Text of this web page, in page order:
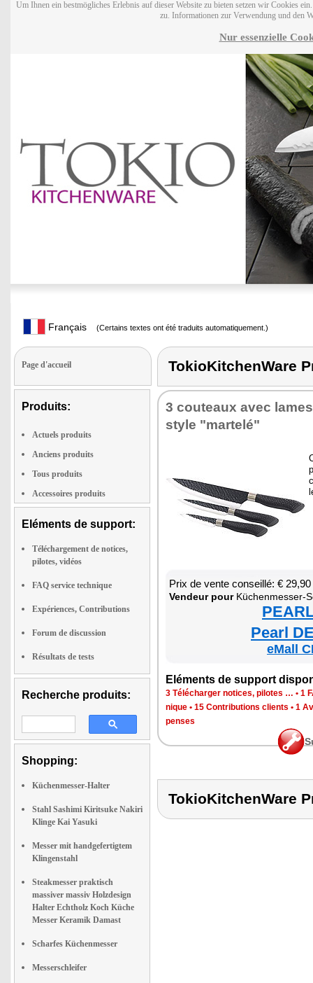
Um Ihnen ein bestmögliches Erlebnis auf dieser Website zu bieten setzen wir Cookies
zu. Informationen zur Verwendung und den
Nur essenzielle
Français (Certains textes ont été traduits automatiquement.)
Page d'accueil
Produits:
Actuels produits
Anciens produits
Tous produits
Accessoires produits
Eléments de support:
Téléchargement de notices,
pilotes, vidéos
FAQ service technique
Expériences, Contributions
Forum de discussion
Résultats de tests
Recherche produits:
Shopping:
Küchenmesser-Halter
Stahl Sashimi Kiritsuke Nakiri
Klinge Kai Yasuki
Messer mit handgefertigtem
Klingenstahl
Steakmesser praktisch
massiver massiv Holzdesign
Halter Echtholz Koch Küche
Messer Keramik Damast
Scharfes Küchenmesser
Messerschleifer
TokioKitchenWare
3 cou­teaux avec
style "mar­telé"
Prix de vente conseillé: € 29,90
Ven­deur pourKüchen­mes­ser-
Pearl
eMall
Elé­ments de sup­port
3 Télé­char­ger notices, pilotes … • 1
nique • 15 Contri­bu­tions clients • 1
penses
TokioKitchenWare